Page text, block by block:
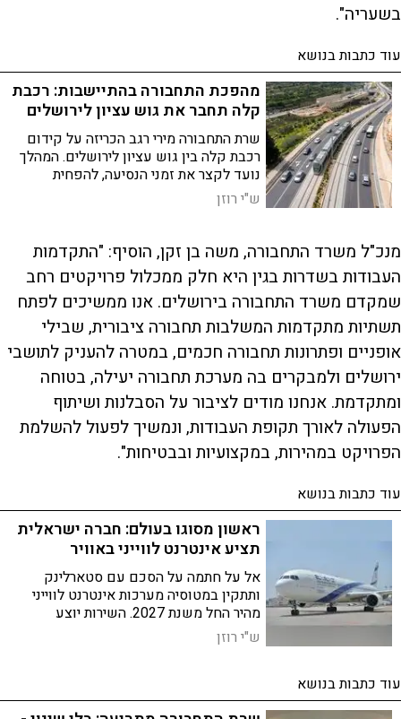
בשעריה".
עוד כתבות בנושא
מהפכת התחבורה בהתיישבות: רכבת
קלה תחבר את גוש עציון לירושלים
שרת התחבורה מירי רגב הכריזה על קידום
רכבת קלה בין גוש עציון לירושלים. המהלך
נועד לקצר את זמני הנסיעה, להפחית
עומסים ולחזק את החיבור לבירה
ש"י רוזן
מנכ"ל משרד התחבורה, משה בן זקן, הוסיף: "התקדמות
העבודות בשדרות בגין היא חלק ממכלול פרויקטים רחב
שמקדם משרד התחבורה בירושלים. אנו ממשיכים לפתח
תשתיות מתקדמות המשלבות תחבורה ציבורית, שבילי
אופניים ופתרונות תחבורה חכמים, במטרה להעניק לתושבי
ירושלים ולמבקרים בה מערכת תחבורה יעילה, בטוחה
ומתקדמת. אנחנו מודים לציבור על הסבלנות ושיתוף
הפעולה לאורך תקופת העבודות, ונמשיך לפעול להשלמת
הפרויקט במהירות, במקצועיות ובבטיחות".
עוד כתבות בנושא
ראשון מסוגו בעולם: חברה ישראלית
תציע אינטרנט לווייני באוויר
אל על חתמה על הסכם עם סטארלינק
ותתקין במטוסיה מערכות אינטרנט לווייני
מהיר החל משנת 2027. השירות יוצע
ללקוחות ללא עלות, בכפוף לתנאים, ויתמוך
בסטרימינג, עבודה מרחוק ושירותים
ש"י רוזן
עוד כתבות בנושא